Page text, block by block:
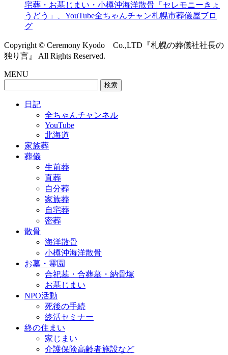
宅葬・お墓じまい・小樽沖海洋散骨「セレモニーきょ
うどう」、YouTube全ちゃんチャン札幌市葬儀屋ブロ
グ
Copyright © Ceremony Kyodo Co.,LTD『札幌の葬儀社社長の
独り言』 All Rights Reserved.
MENU
日記
全ちゃんチャンネル
YouTube
北海道
家族葬
葬儀
生前葬
直葬
自分葬
家族葬
自宅葬
密葬
散骨
海洋散骨
小樽沖海洋散骨
お墓・霊園
合祀墓・合葬墓・納骨塚
お墓じまい
NPO活動
死後の手続
終活セミナー
終の住まい
家じまい
介護保険高齢者施設など